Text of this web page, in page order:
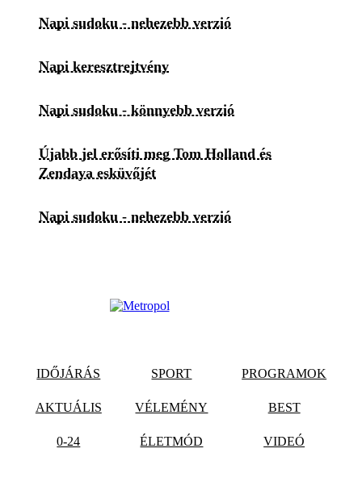
Napi sudoku - nehezebb verzió
Napi keresztrejtvény
Napi sudoku - könnyebb verzió
Újabb jel erősíti meg Tom Holland és
Zendaya esküvőjét
Napi sudoku - nehezebb verzió
IDŐJÁRÁS SPORT PROGRAMOK
AKTUÁLIS VÉLEMÉNY BEST
0-24 ÉLETMÓD VIDEÓ